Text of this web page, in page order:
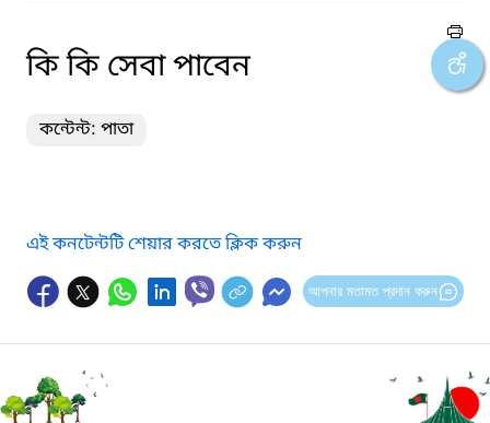
কি কি সেবা পাবেন
কন্টেন্ট: পাতা
এই কনটেন্টটি শেয়ার করতে ক্লিক করুন
আপনার মতামত প্রদান করুন